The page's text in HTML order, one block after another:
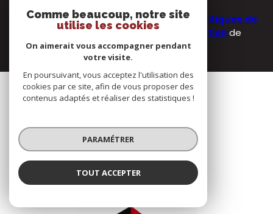
Ce site est protégé par reCAPTCHA, les
Politiques de
Confidentialitéet es Conditions d'utilisationde
Google s'appliquent.
ESPACE PROPRIÉTAIRE
Comme beaucoup, notre site
utilise les cookies
On aimerait vous accompagner pendant
votre visite.
En poursuivant, vous acceptez l'utilisation des
cookies par ce site, afin de vous proposer des
contenus adaptés et réaliser des statistiques !
PARAMÉTRER
TOUT ACCEPTER